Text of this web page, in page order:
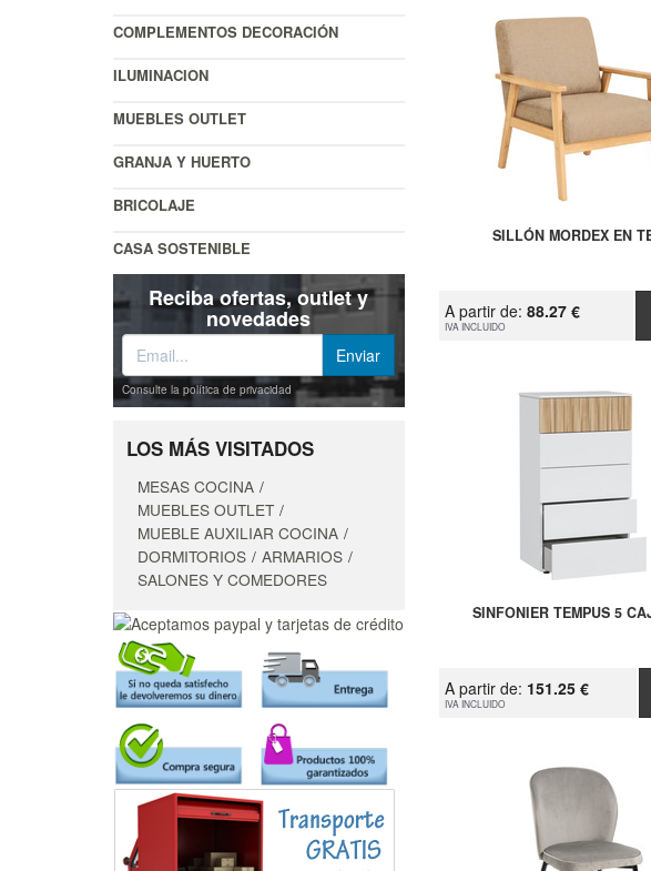
COMPLEMENTOS DECORACIÓN
ILUMINACION
MUEBLES OUTLET
GRANJA Y HUERTO
BRICOLAJE
CASA SOSTENIBLE
Reciba ofertas, outlet y
novedades
Consulte la política de privacidad
LOS MÁS VISITADOS
MESAS COCINA
MUEBLES OUTLET
MUEBLE AUXILIAR COCINA
DORMITORIOS
ARMARIOS
SALONES Y COMEDORES
SILLÓN MORDEX EN
A partir de: 88.27 €
IVA INCLUIDO
SINFONIER TEMPUS 5
A partir de: 151.25 €
IVA INCLUIDO